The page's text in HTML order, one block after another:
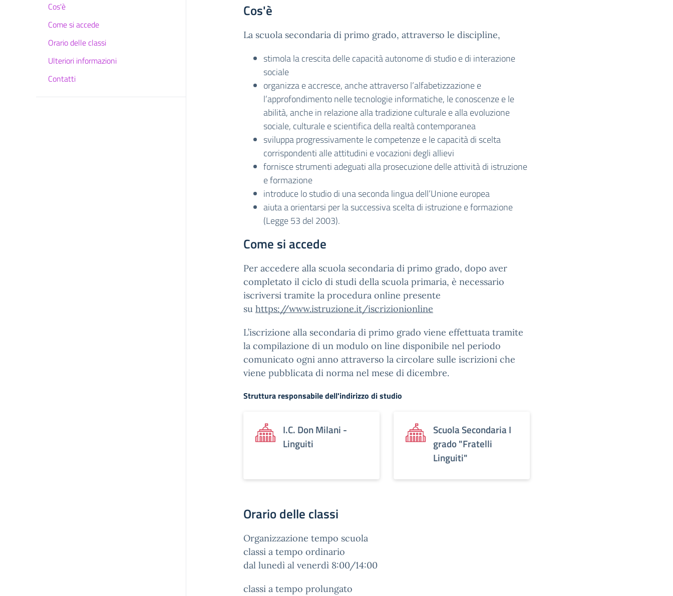
Cos'è
Come si accede
Orario delle classi
Ulteriori informazioni
Contatti
Cos'è
La scuola secondaria di primo grado, attraverso le discipline,
stimola la crescita delle capacità autonome di studio e di interazione
sociale
organizza e accresce, anche attraverso l’alfabetizzazione e
l’approfondimento nelle tecnologie informatiche, le conoscenze e le
abilità, anche in relazione alla tradizione culturale e alla evoluzione
sociale, culturale e scientifica della realtà contemporanea
sviluppa progressivamente le competenze e le capacità di scelta
corrispondenti alle attitudini e vocazioni degli allievi
fornisce strumenti adeguati alla prosecuzione delle attività di istruzione
e formazione
introduce lo studio di una seconda lingua dell’Unione europea
aiuta a orientarsi per la successiva scelta di istruzione e formazione
(Legge 53 del 2003).
Come si accede
Per accedere alla scuola secondaria di primo grado, dopo aver
completato il ciclo di studi della scuola primaria, è necessario
iscriversi tramite la procedura online presente
su https://www.istruzione.it/iscrizionionline
L’iscrizione alla secondaria di primo grado viene effettuata tramite
la compilazione di un modulo on line disponibile nel periodo
comunicato ogni anno attraverso la circolare sulle iscrizioni che
viene pubblicata di norma nel mese di dicembre.
Struttura responsabile dell'indirizzo di studio
I.C. Don Milani -
Linguiti
Scuola Secondaria I
grado "Fratelli
Linguiti"
Orario delle classi
Organizzazione tempo scuola
classi a tempo ordinario
dal lunedì al venerdì 8:00/14:00
classi a tempo prolungato